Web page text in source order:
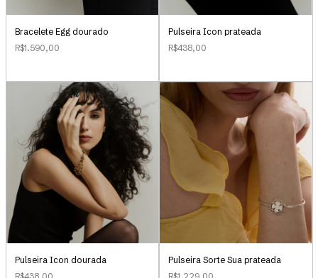
Bracelete Egg dourado
R$1.590,00
Pulseira Icon prateada
R$438,00
Pulseira Icon dourada
Pulseira Sorte Sua prateada